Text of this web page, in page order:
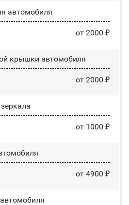
автомобиля
от 2000 ₽
крышки автомобиля
от 2000 ₽
от 1000 ₽
от 4900 ₽